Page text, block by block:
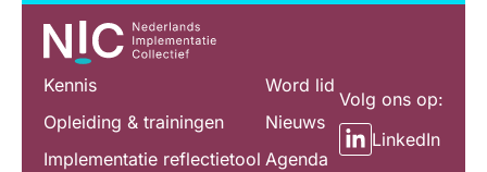
Kennis
Opleiding & trainingen
Implementatie reflectietool
Word lid
Nieuws
Agenda
Volg ons op:
LinkedIn